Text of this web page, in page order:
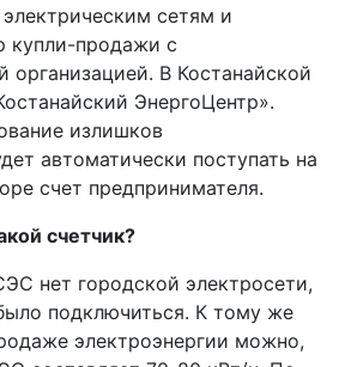
сетям и
купли-продажи с
организацией. В Костанайской
ЭнергоЦентр».
излишков
автоматически поступать на
счет предпринимателя.
счетчик?
нет городской электросети,
подключиться. К тому же
электроэнергии можно,